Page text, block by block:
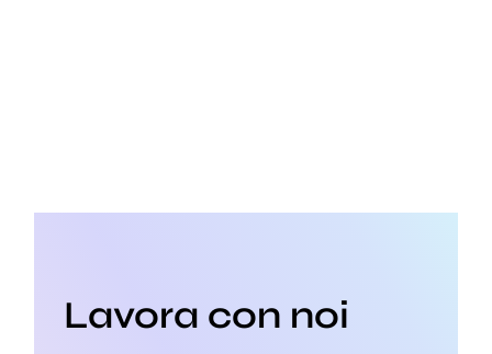
Lavora con noi